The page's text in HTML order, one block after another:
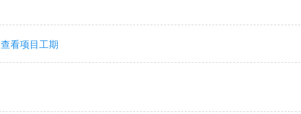
查看项目工期